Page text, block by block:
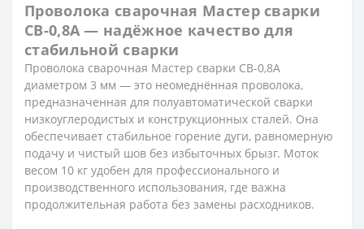
Проволока сварочная Мастер сварки
СВ-0,8А — надёжное качество для
стабильной сварки
Проволока сварочная Мастер сварки СВ-0,8А
диаметром 3 мм — это неомеднённая проволока,
предназначенная для полуавтоматической сварки
низкоуглеродистых и конструкционных сталей. Она
обеспечивает стабильное горение дуги, равномерную
подачу и чистый шов без избыточных брызг. Моток
весом 10 кг удобен для профессионального и
производственного использования, где важна
продолжительная работа без замены расходников.